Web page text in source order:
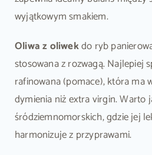
wyjątkowym smakiem.
Oliwa z oliwekdo ryb
stosowana z rozwagą. Najlepiej
rafinowana (pomace), która ma
dymienia niż extra virgin. Warto
śródziemnomorskich, gdzie jej
harmonizuje z przyprawami.